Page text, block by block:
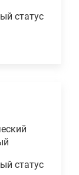
статус
статус